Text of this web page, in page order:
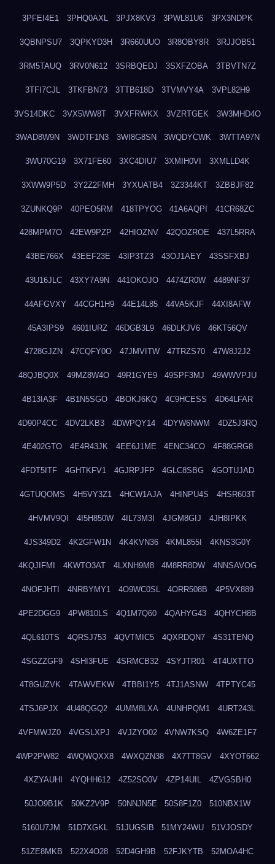
3PFEI4E1 3PHQ0AXL 3PJX8KV3 3PWL81U6 3PX3NDPK
3QBNPSU7 3QPKYD3H 3R660UUO 3R8OBY8R 3RJJOB51
3RM5TAUQ 3RV0N612 3SRBQEDJ 3SXFZOBA 3TBVTN7Z
3TFI7CJL 3TKFBN73 3TTB618D 3TVMVY4A 3VPL82H9
3VS14DKC 3VX5WW8T 3VXFRWKX 3VZRTGEK 3W3MHD4O
3WAD8W9N 3WDTF1N3 3WI8G8SN 3WQDYCWK 3WTTA97N
3WU70G19 3X71FE60 3XC4DIU7 3XMIH0VI 3XMLLD4K
3XWW9P5D 3Y2Z2FMH 3YXUATB4 3Z3344KT 3ZBBJF82
3ZUNKQ9P 40PEO5RM 418TPYOG 41A6AQPI 41CR68ZC
428MPM7O 42EW9PZP 42HIOZNV 42QOZROE 437L5RRA
43BE766X 43EEF23E 43IP3TZ3 43OJ1AEY 43SSFXBJ
43U16JLC 43XY7A9N 441OKOJO 4474ZR0W 4489NF37
44AFGVXY 44CGH1H9 44E14L85 44VA5KJF 44XI8AFW
45A3IPS9 4601IURZ 46DGB3L9 46DLKJV6 46KT56QV
4728GJZN 47CQFY0O 47JMVITW 47TRZS70 47W8J2J2
48QJBQ0X 49MZ8W4O 49R1GYE9 49SPF3MJ 49WWVPJU
4B13IA3F 4B1N5SGO 4BOKJ6KQ 4C9HCESS 4D64LFAR
4D90P4CC 4DV2LKB3 4DWPQY14 4DYW6NWM 4DZ5J3RQ
4E402GTO 4E4R43JK 4EE6J1ME 4ENC34CO 4F88GRG8
4FDT5ITF 4GHTKFV1 4GJRPJFP 4GLC8SBG 4GOTUJAD
4GTUQOMS 4H5VY3Z1 4HCW1AJA 4HINPU4S 4HSR603T
4HVMV9QI 4I5H850W 4IL73M3I 4JGM8GIJ 4JH8IPKK
4JS349D2 4K2GFW1N 4K4KVN36 4KML855I 4KNS3G0Y
4KQJIFMI 4KWTO3AT 4LXNH9M8 4M8RR8DW 4NNSAVOG
4NOFJHTI 4NRBYMY1 4O9WC0SL 4ORR508B 4P5VX889
4PE2DGG9 4PW810LS 4Q1M7Q60 4QAHYG43 4QHYCH8B
4QL610TS 4QRSJ753 4QVTMIC5 4QXRDQN7 4S31TENQ
4SGZZGF9 4SHI3FUE 4SRMCB32 4SYJTR01 4T4UXTTO
4T8GUZVK 4TAWVEKW 4TBBI1Y5 4TJ1ASNW 4TPTYC45
4TSJ6PJX 4U48QGQ2 4UMM8LXA 4UNHPQM1 4URT243L
4VFMWJZ0 4VGSLXPJ 4VJZYO02 4VNW7KSQ 4W6ZE1F7
4WP2PW82 4WQWQXX8 4WXQZN38 4X7TT8GV 4XYOT662
4XZYAUHI 4YQHH612 4Z52SO0V 4ZP14UIL 4ZVGSBH0
50JO9B1K 50KZ2V9P 50NNJN5E 50S8F1Z0 510NBX1W
5160U7JM 51D7XGKL 51JUGSIB 51MY24WU 51VJOSDY
51ZE8MKB 522X4O28 52D4GH9B 52FJKYTB 52MOA4HC